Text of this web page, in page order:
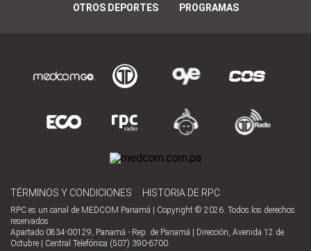
OTROS DEPORTES PROGRAMAS
TÉRMINOS Y CONDICIONES HISTORIA DE RPC
RPC es un canal de MEDCOM Panamá | Copyright © 2026. Todos los derechos
reservados
Apartado 0834-00129, Panamá - Rep. de Panamá | Dirección, Avenida 12 de
Octubre | Central Telefónica (507) 390-6700